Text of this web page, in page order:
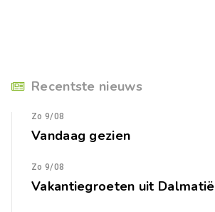
Recentste nieuws
Zo 9/08
Vandaag gezien
Zo 9/08
Vakantiegroeten uit Dalmatië